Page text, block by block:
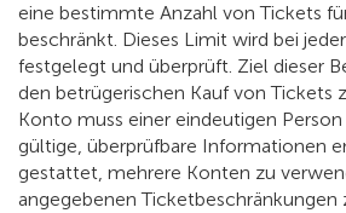
eine bestimmte Anzahl von Tickets
beschränkt. Dieses Limit wird bei
festgelegt und überprüft. Ziel dieser
den betrügerischen Kauf von Tickets
Konto muss einer eindeutigen
gültige, überprüfbare Informationen
gestattet, mehrere Konten zu
angegebenen Ticketbeschränkungen